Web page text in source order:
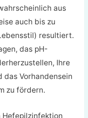
aus
auch bis zu
resultiert.
das pH-
Ihre
das Vorhandensein
zu fördern.
Hefepilzinfektion